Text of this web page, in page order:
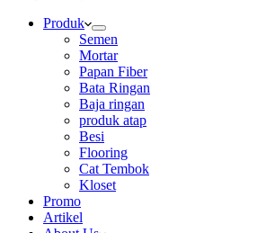
Produk
Semen
Mortar
Papan Fiber
Bata Ringan
Baja ringan
produk atap
Besi
Flooring
Cat Tembok
Kloset
Promo
Artikel